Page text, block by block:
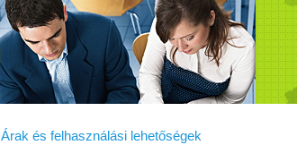
Árak és felhasználási lehetőségek